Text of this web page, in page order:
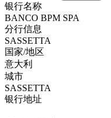
银行名称
BANCO BPM SPA
分行信息
SASSETTA
国家/地区
意大利
城市
SASSETTA
银行地址